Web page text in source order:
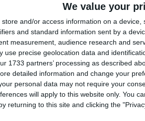
We value your
store and/or access information on a device,
and standard information sent by a
measurement, audience research and
use precise geolocation data and
1733 partners’ processing as described
detailed information and change your
personal data may not require your
will apply to this website only. You
returning to this site and clicking the
Under 18 del Canoa Club
ai playoff del campionato
combattuto, disputato
ferraresi hanno saputo
le magnifiche otto che si